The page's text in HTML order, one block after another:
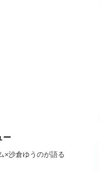
ー
×沙倉ゆうのが語る